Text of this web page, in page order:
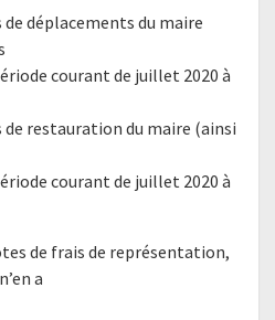
de déplacements du maire
courant de juillet 2020 à
de restauration du maire (ainsi
courant de juillet 2020 à
de frais de représentation,
a